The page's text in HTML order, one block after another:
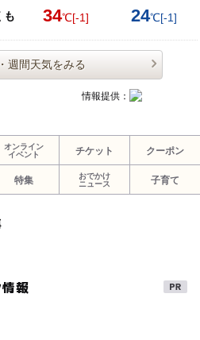
も
34℃[-1] 24℃[-1]
週間天気をみる
情報提供：
オンライン
イベント
チケット クーポン
特集
おでかけ
ニュース
子育て
報